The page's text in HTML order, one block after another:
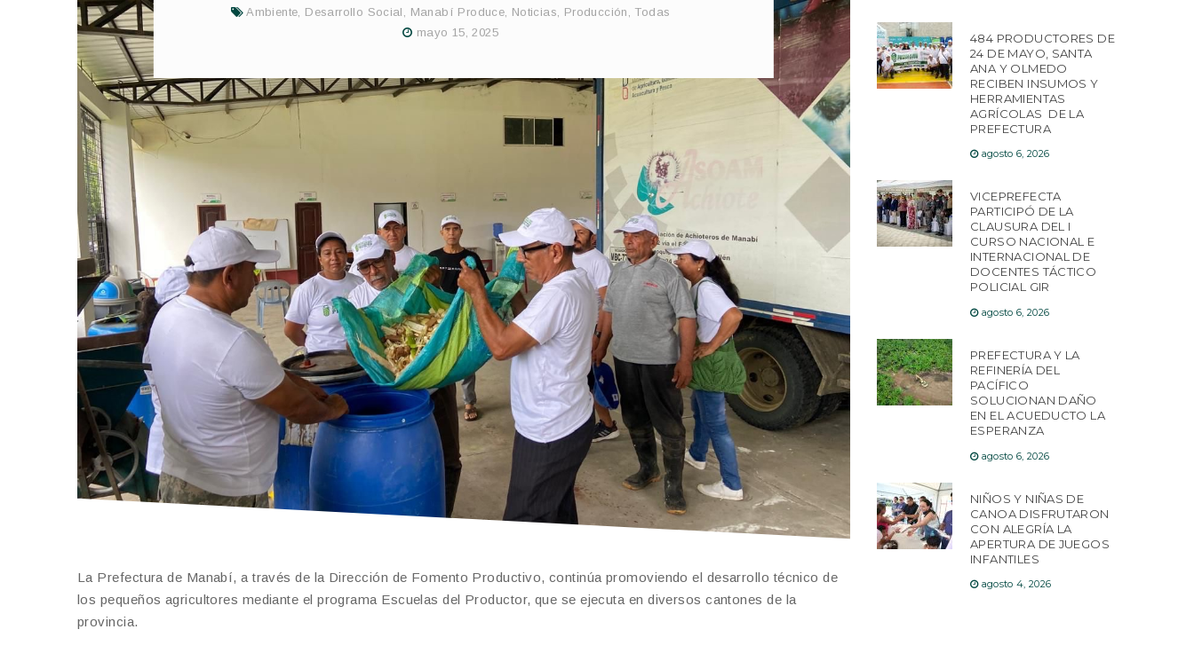
Ambiente, Desarrollo Social , Manabí Produce, Noticias, Producción , Todas
mayo 15, 2025
La Prefectura de Manabí, a través de la Dirección de Fomento Productivo, continúa promoviendo el desarrollo técnico de
los pequeños agricultores mediante el programa Escuelas del Productor, que se ejecuta en diversos cantones de la
provincia.
484 PRODUCTORES DE
24 DE MAYO, SANTA
ANA Y OLMEDO
RECIBEN INSUMOS Y
HERRAMIENTAS
AGRÍCOLAS DE LA
PREFECTURA
agosto 6, 2026
VICEPREFECTA
PARTICIPÓ DE LA
CLAUSURA DEL I
CURSO NACIONAL E
INTERNACIONAL DE
DOCENTES TÁCTICO
POLICIAL GIR
agosto 6, 2026
PREFECTURA Y LA
REFINERÍA DEL
PACÍFICO
SOLUCIONAN DAÑO
EN EL ACUEDUCTO LA
ESPERANZA
agosto 6, 2026
NIÑOS Y NIÑAS DE
CANOA DISFRUTARON
CON ALEGRÍA LA
APERTURA DE JUEGOS
INFANTILES
agosto 4, 2026